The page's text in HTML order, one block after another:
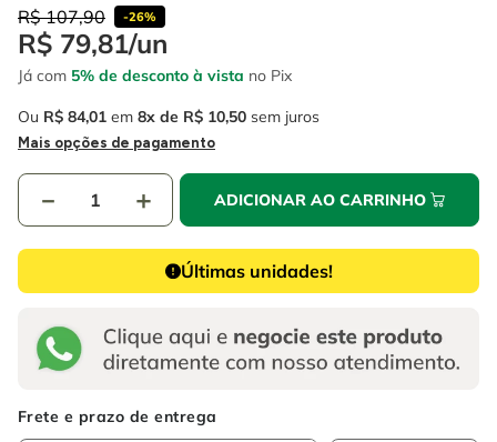
R$ 107,90 -26%
R$ 79,81/un
Já com 5% de desconto à vista no Pix
Ou R$ 84,01 em 8 R$ 10,50 sem juros
Mais opções de pagamento
＋
－ ADICIONAR AO CARRINHO
Últimas unidades!
6 º fio
7 serra copo
9º martelete
chave impacto
esmerilhadeira
serra circular
º serra copo
º disco corte
º martelete